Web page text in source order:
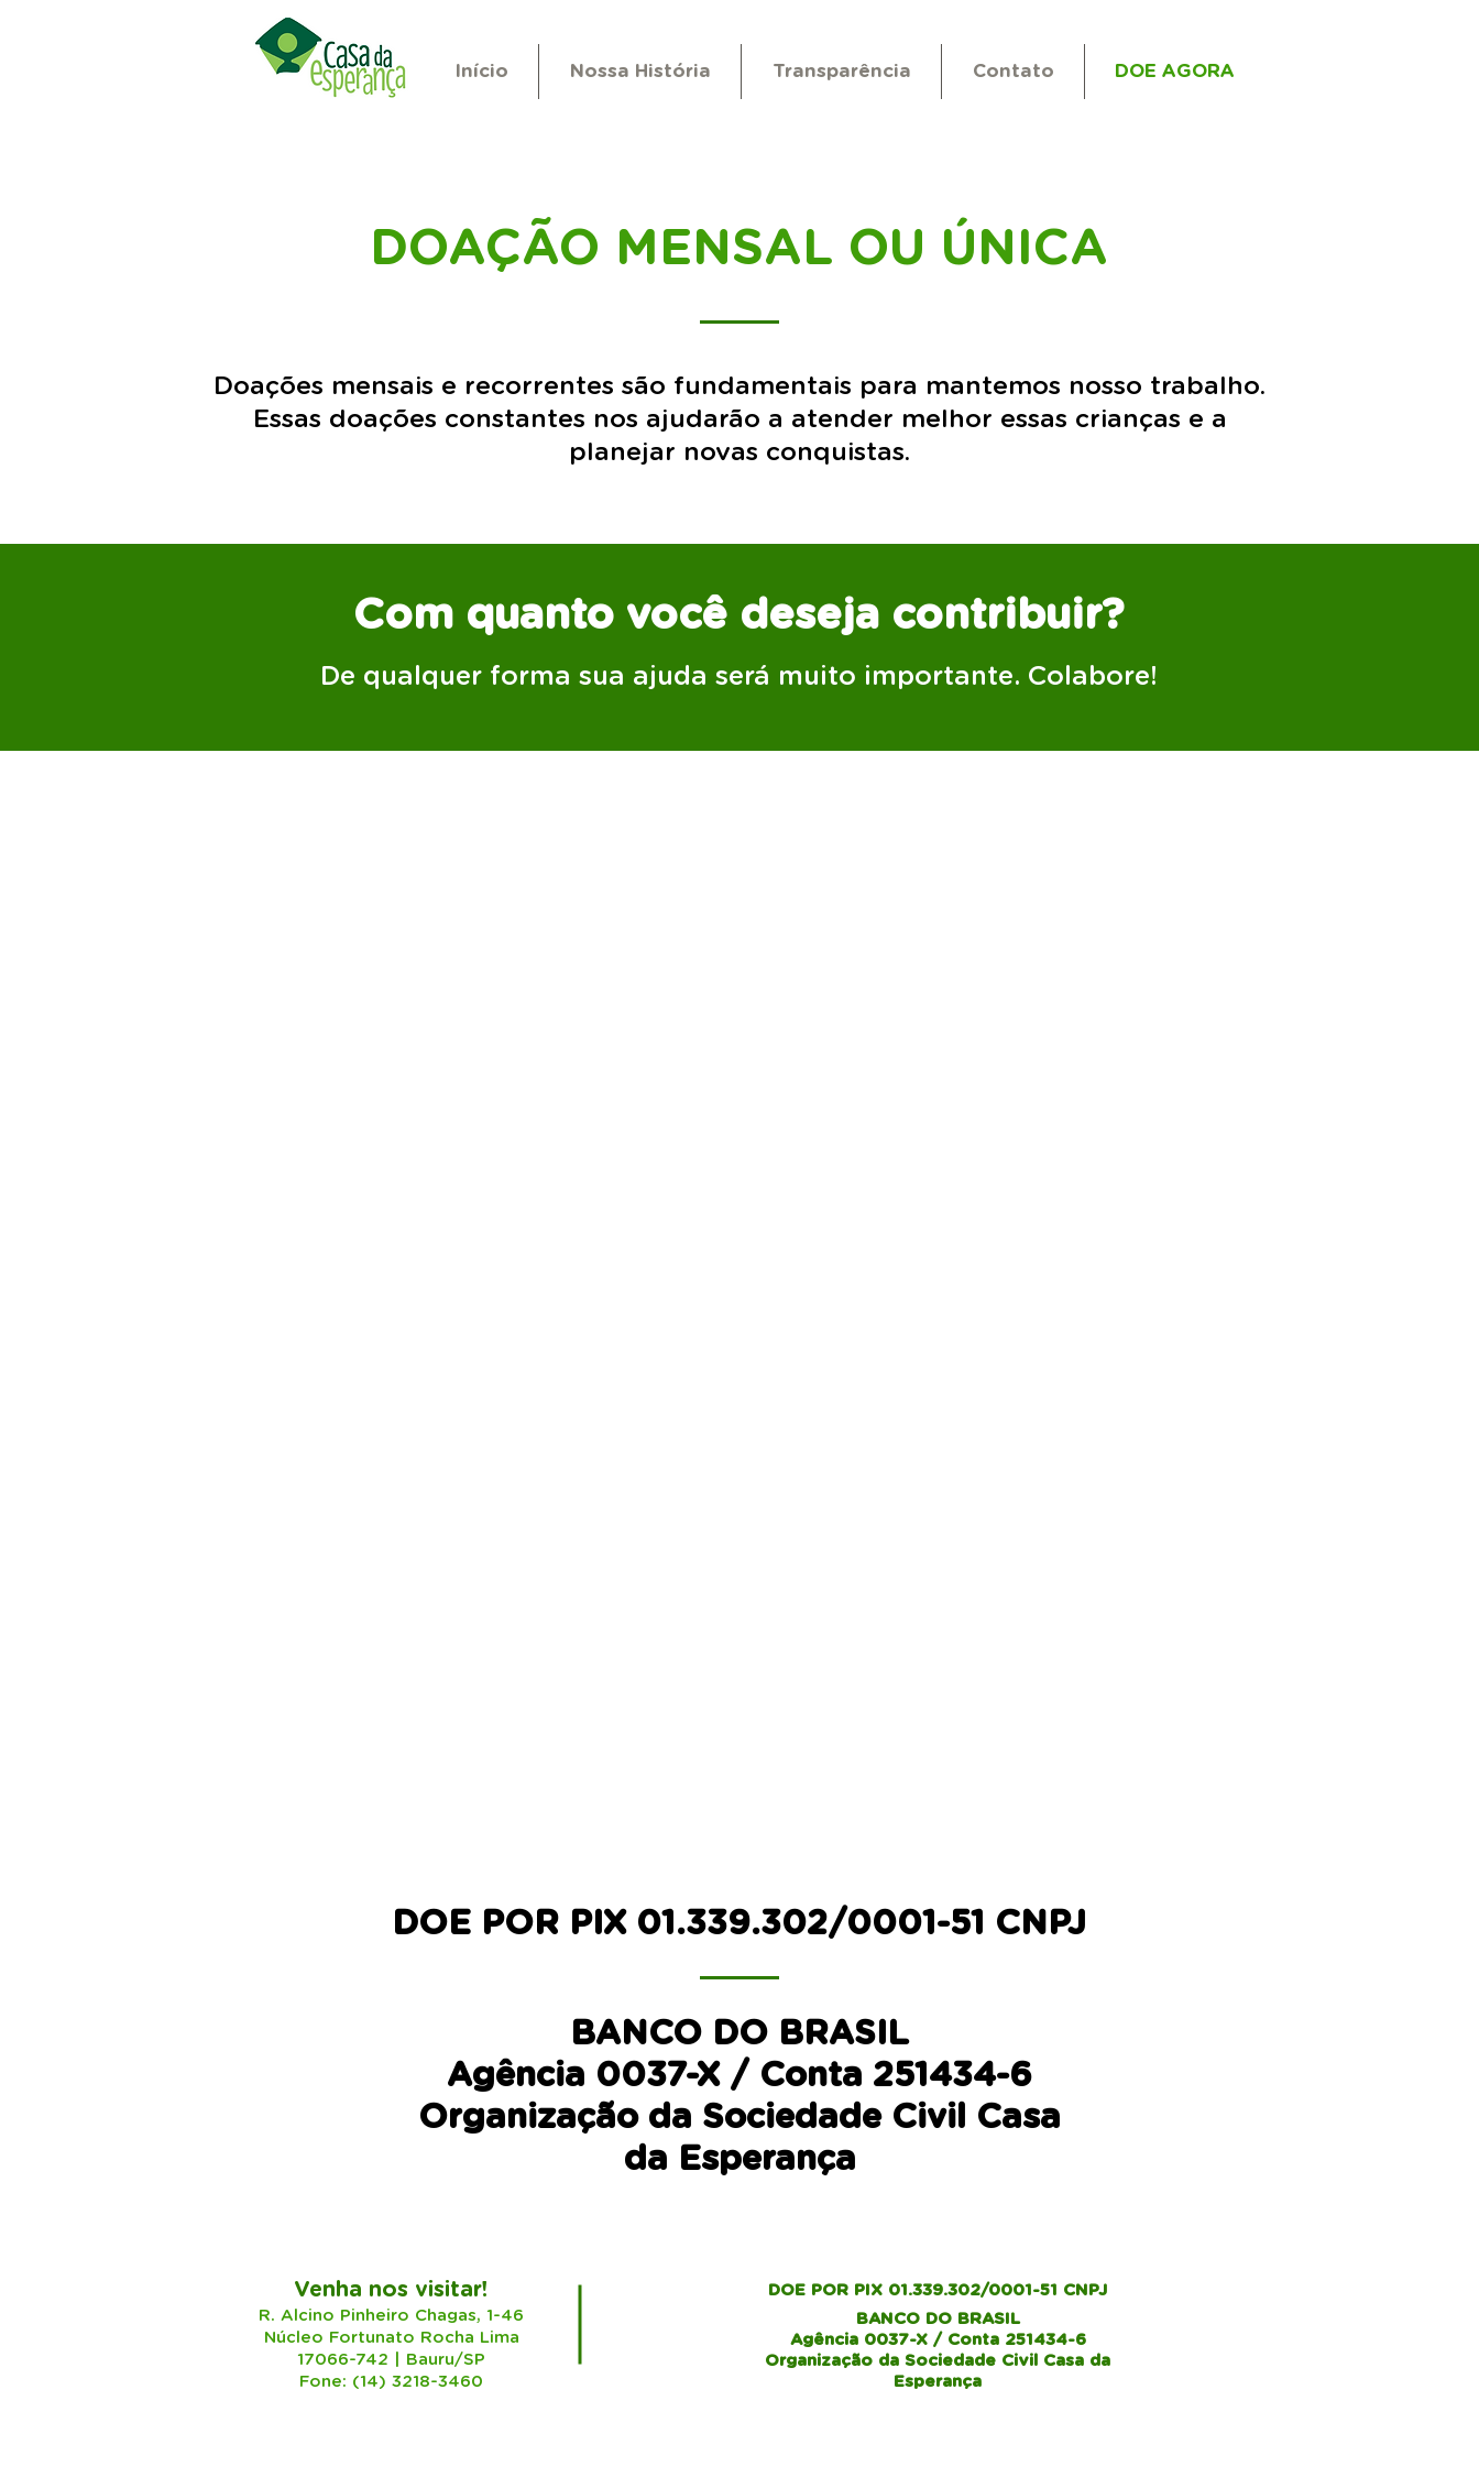
Início Nossa História Transparência Contato DOE AGORA
DOAÇÃO MENSAL OU ÚNICA
Doações mensais e recorrentes são fundamentais para mantemos nosso trabalho.
Essas doações constantes nos ajudarão a atender melhor essas crianças e a
planejar novas conquistas.
Com quanto você deseja contribuir?
De qualquer forma sua ajuda será muito importante. Colabore!
DOE POR PIX 01.339.302/0001-51 CNPJ
BANCO DO BRASIL
Agência 0037-X / Conta 251434-6
Organização da Sociedade Civil Casa
da Esperança
Venha nos visitar!
R. Alcino Pinheiro Chagas, 1-46
Núcleo Fortunato Rocha Lima
17066-742 | Bauru/SP
Fone: (14) 3218-3460
DOE POR PIX 01.339.302/0001-51 CNPJ
BANCO DO BRASIL
Agência 0037-X / Conta 251434-6
Organização da Sociedade Civil Casa da
Esperança